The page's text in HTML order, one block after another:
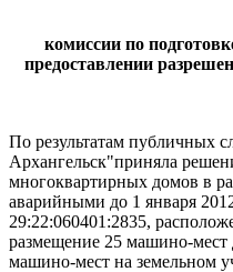
комиссии по
предоставлении
По результатам публичных
Архангельск"приняла
многоквартирных домов в
аварийными до 1 января
29:22:060401:2835,
размещение 25 машино-мест
машино-мест на земельном